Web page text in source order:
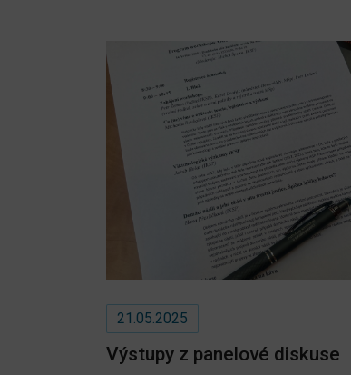
21.05.2025
Výstupy z panelové diskuse